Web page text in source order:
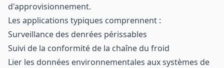
d'approvisionnement.
Les applications typiques comprennent :
Surveillance des denrées périssables
Suivi de la conformité de la chaîne du froid
Lier les données environnementales aux systèmes de